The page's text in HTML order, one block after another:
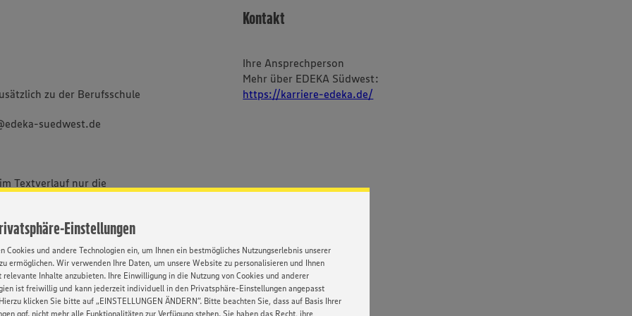
Einstellungen
Cookies und andere Technologien ein, um Ihnen ein bestmögliches Nutzungserlebnis unserer
ermöglichen. Wir verwenden Ihre Daten, um unsere Website zu personalisieren und Ihnen
relevante Inhalte anzubieten. Ihre Einwilligung in die Nutzung von Cookies und anderer
ist freiwillig und kann jederzeit individuell in den Privatsphäre-Einstellungen angepasst
klicken Sie bitte auf „EINSTELLUNGEN ÄNDERN”. Bitte beachten Sie, dass auf Basis Ihrer
ggf. nicht mehr alle Funktionalitäten zur Verfügung stehen. Sie haben das Recht, ihre
zu der Berufsschule
suedwest.de
Textverlauf nur die
uns alle Menschen -
und sozialer Herkunft,
und Identität.
Kontakt
Ihre Ansprechperson
Mehr über EDEKA Südwest:
https://karriere-edeka.de/